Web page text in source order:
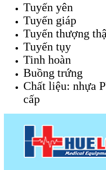
Tuyến yên
Tuyến giáp
Tuyến thượng
Tuyến tụy
Tinh hoàn
Buồng trứng
Chất liệu: nhựa
cấp